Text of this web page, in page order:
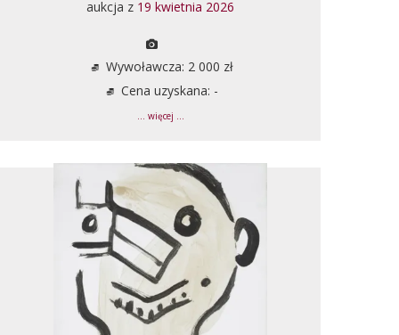
aukcja z 19 kwietnia 2026
Wywoławcza: 2 000 zł
Cena uzyskana: -
... więcej ...